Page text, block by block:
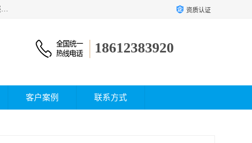
北京国标市场调查有限公司成立于2018年，注册地位于北京市顺义区。经营范围包括市场调查；满意度调研、神秘顾客调查、展览展示等；房地产信息咨询。 资质认证
18612383920
客户案例 联系方式